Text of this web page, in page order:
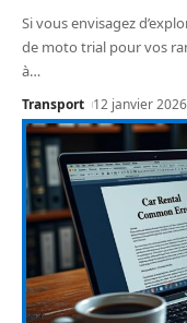
Si vous envisagez
de moto trial pour vos
à…
Transport 12 janvier 2026